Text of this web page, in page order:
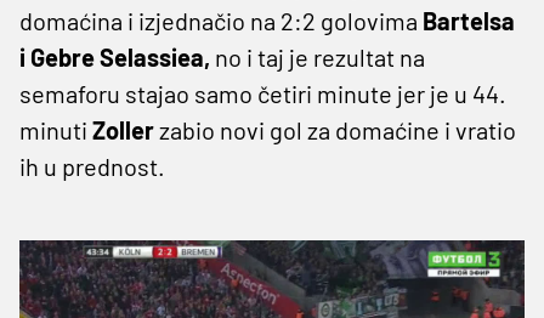
domaćina i izjednačio na 2:2 golovima Bartelsa
i Gebre Selassiea, no i taj je rezultat na
semaforu stajao samo četiri minute jer je u 44.
minuti Zollerzabio novi gol za domaćine i vratio
ih u prednost.